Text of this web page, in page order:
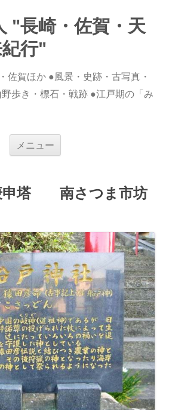
"長崎・佐賀・天
行"
佐賀ほか ●風景・史跡・古写真・
歩き・標石・戦跡 ●江戸期の「み
メニュー
ス
キ
申塔 南さつま市坊